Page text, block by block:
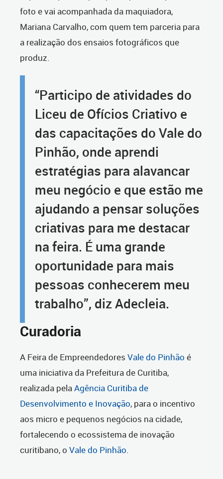
foto e vai acompanhada da maquiadora,
Mariana Carvalho, com quem tem parceria para
a realização dos ensaios fotográficos que
produz.
“Participo de atividades do
Liceu de Ofícios Criativo e
das capacitações do Vale do
Pinhão, onde aprendi
estratégias para alavancar
meu negócio e que estão me
ajudando a pensar soluções
criativas para me destacar
na feira. É uma grande
oportunidade para mais
pessoas conhecerem meu
trabalho”, diz Adecleia.
Curadoria
A Feira de Empreendedores Vale do Pinhão é
uma iniciativa da Prefeitura de Curitiba,
realizada pelaAgência Curitiba de
Desenvolvimento e Inovação, para o incentivo
aos micro e pequenos negócios na cidade,
fortalecendo o ecossistema de inovação
curitibano, o Vale do Pinhão.